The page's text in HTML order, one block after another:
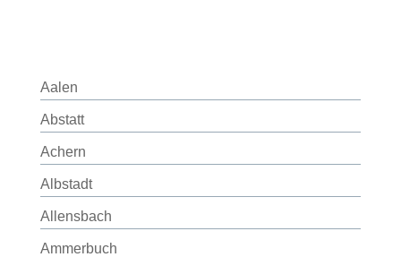
Aalen
Abstatt
Achern
Albstadt
Allensbach
Ammerbuch